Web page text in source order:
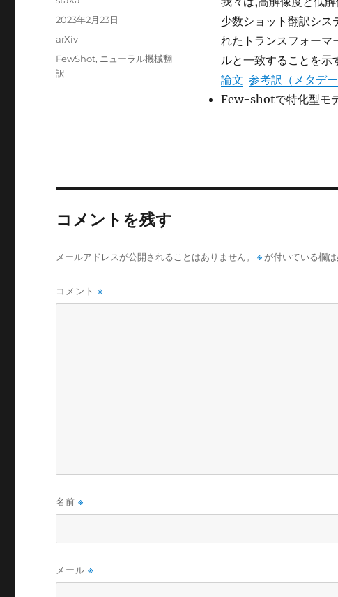
少数ショット翻訳シス
れたトランスフォーマ
ルと一致することを示
論文 参考訳（メタデー
Few-shotで特化型モ
投
2023年2月23日
カ
ゴ
arXiv
タ
グ
FewShot, ニューラル機械翻
訳
コメントを残す
メールアドレスが公開されることはありません。 ※ が付いている欄
コメント※
名前※
メール※